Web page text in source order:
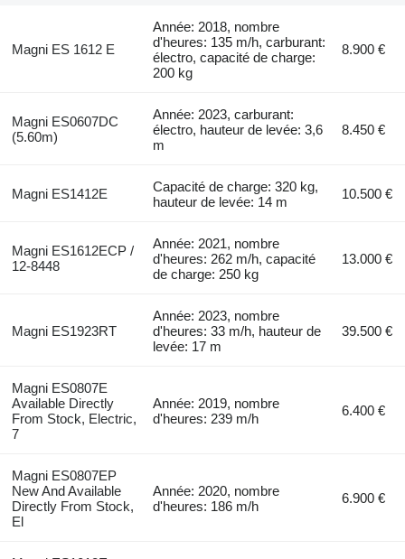
Magni ES 1612 E
Année: 2018, nombre
d'heures: 135 m/h, carburant:
électro, capacité de charge:
200 kg
8.900 €
Magni ES0607DC
(5.60m)
Année: 2023, carburant:
électro, hauteur de levée: 3,6
m
8.450 €
Magni ES1412E
Capacité de charge: 320 kg,
hauteur de levée: 14 m
10.500 €
Magni ES1612ECP /
12-8448
Année: 2021, nombre
d'heures: 262 m/h, capacité
de charge: 250 kg
13.000 €
Magni ES1923RT
Année: 2023, nombre
d'heures: 33 m/h, hauteur de
levée: 17 m
39.500 €
Magni ES0807E
Available Directly
From Stock, Electric,
7
Année: 2019, nombre
d'heures: 239 m/h
6.400 €
Magni ES0807EP
New And Available
Directly From Stock,
El
Année: 2020, nombre
d'heures: 186 m/h
6.900 €